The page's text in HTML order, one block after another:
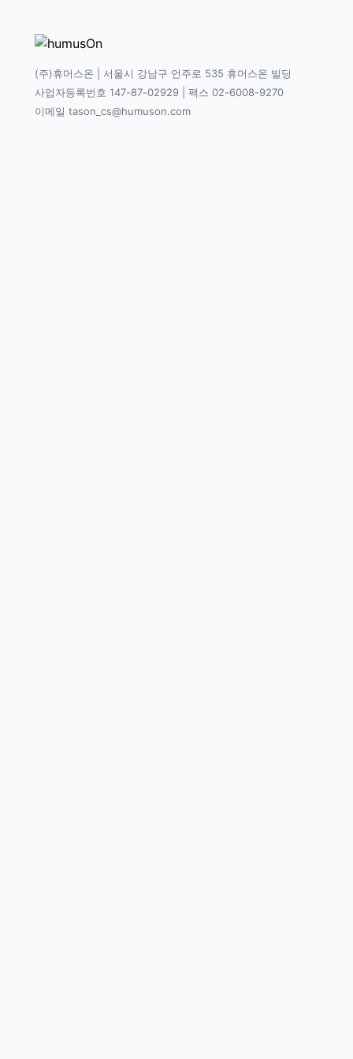
(주)휴머스온 | 서울시 강남구 언주로 535 휴머스온 빌딩
사업자등록번호 147-87-02929 | 팩스 02-6008-9270
이메일 tason_cs@humuson.com